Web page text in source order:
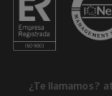
¿Te llamamos?